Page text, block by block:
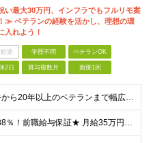
い最大30万円、インフラでもフルリモ案
≫ ベテランの経験を活かし、理想の環
入れよう！
迎 学歴不問 ベテランOK
2日 賞与複数月 面接1回
≪2年目の若手から20年以上のベテランまで幅広く活躍！≫ ■インフラエンジニアとしての実務経験をお持ちの方 ┗サーバ・ネットワークいずれかのみでも可 ┗オンプレミスのみ経験者もOK ┗リーダー経験など
★還元率最高88％！前職給与保証★ 月給35万円～＋賞与年2回 ★還元率は案件単価の76～88％！ ★入社祝い金10～30万円！住宅・在宅・家族など手当充実！ ◎経験・スキルなどを考慮し、優遇し